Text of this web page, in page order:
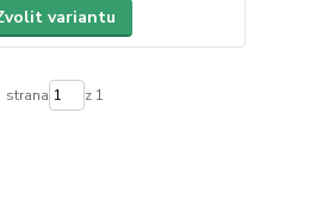
variantu
strana z 1